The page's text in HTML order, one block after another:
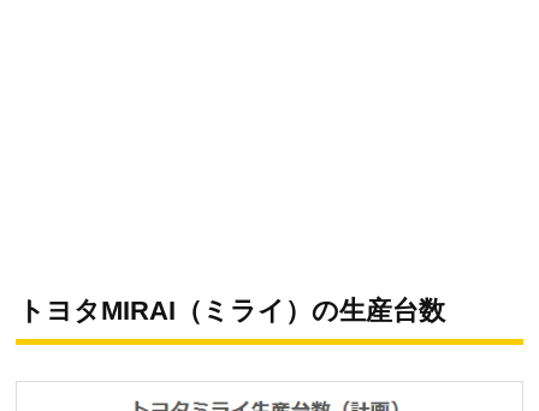
トヨタMIRAI（ミライ）の生産台数